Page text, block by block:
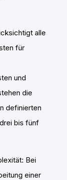
alle
für
und
die
definierten
bis fünf
Bei
einer